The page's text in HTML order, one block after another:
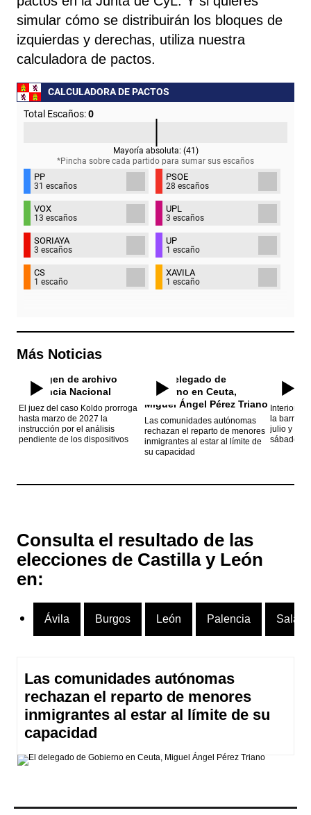
simular cómo se distribuirán los bloques de
izquierdas y derechas, utiliza nuestra
calculadora de pactos.
CALCULADORA DE PACTOS
Total Escaños:0
Mayoría absoluta: (41)
*Pincha sobre cada partido para sumar sus escaños
PP
31 escaños
PSOE
28 escaños
VOX
13 escaños
UPL
3 escaños
SORIAYA
3 escaños
UP
1 escaño
CS
1 escaño
XAVILA
1 escaño
Más Noticias
El juez del caso Koldo prorroga
hasta marzo de 2027 la
instrucción por el análisis
pendiente de los dispositivos
Las comunidades autónomas
rechazan el reparto de menores
inmigrantes al estar al límite de
su capacidad
Interior se
la barrera
julio y no
sábado
Consulta el resultado de las
elecciones de Castilla y León
en:
Ávila Burgos León Palencia
Las comunidades autónomas
rechazan el reparto de menores
inmigrantes al estar al límite de su
capacidad